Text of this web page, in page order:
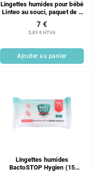
Lingettes humides pour bébé
Linteo au souci, paquet de 5
x 72 unités
5,83 € HTVA
7 €
Ajouter au panier
Lingettes humides
BactoSTOP Hygien (15